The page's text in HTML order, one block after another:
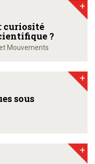
curiosité
?
Mouvements
+
sous
+
+